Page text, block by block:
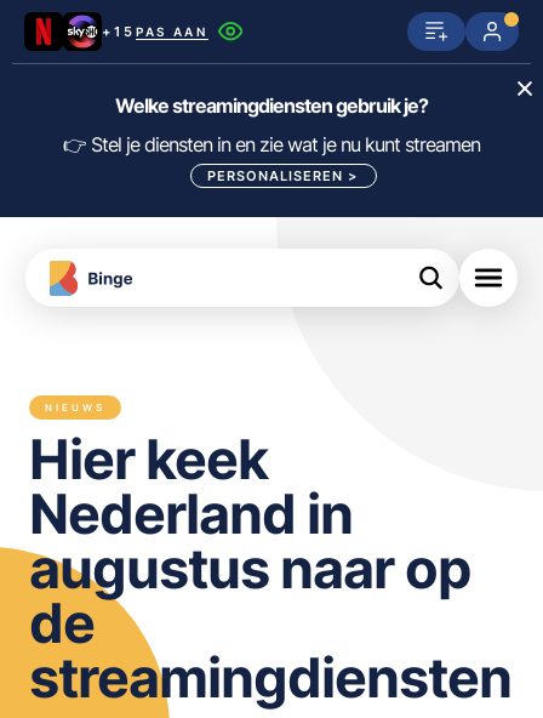
+15 PAS AAN
Netflix SkyShowtime Prime Video
Disney+ Videoland HBO Max
Viaplay Apple TV
meJane
FILTER FILMS EN SERIES OP MIJN
DIENSTEN
ALLES/NIETS SELECTEREN
OPSLAAN
Welke streamingdiensten gebruik je?
👉 Stel je diensten in en zie wat je nu kunt streamen
PERSONALISEREN >
Download
de
Binge
App
NIEUWS
Hier keek
Nederland in
augustus naar op
de
streamingdiensten